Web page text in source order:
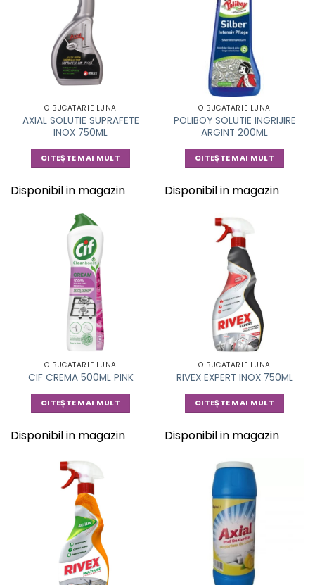
O BUCATARIE LUNA
AXIAL SOLUTIE SUPRAFETE
INOX 750ML
CITEȘTE MAI MULT
Disponibil in magazin
O BUCATARIE LUNA
POLIBOY SOLUTIE INGRIJIRE
ARGINT 200ML
CITEȘTE MAI MULT
Disponibil in magazin
O BUCATARIE LUNA
CIF CREMA 500ML PINK
CITEȘTE MAI MULT
Disponibil in magazin
O BUCATARIE LUNA
RIVEX EXPERT INOX 750ML
CITEȘTE MAI MULT
Disponibil in magazin